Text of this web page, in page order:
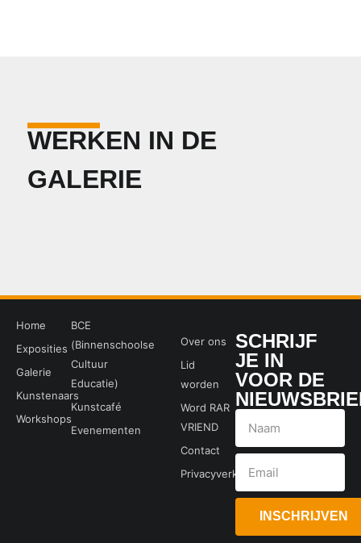
WERKEN IN DE
GALERIE
Home
Exposities
Galerie
Kunstenaars
Workshops
BCE
(Binnenschoolse
Cultuur
Educatie)
Kunstcafé
Evenementen
Over ons
Lid
worden
Word RAR
VRIEND
Contact
Privacyverklaring
SCHRIJF
JE IN
VOOR DE
INSCHRIJVEN